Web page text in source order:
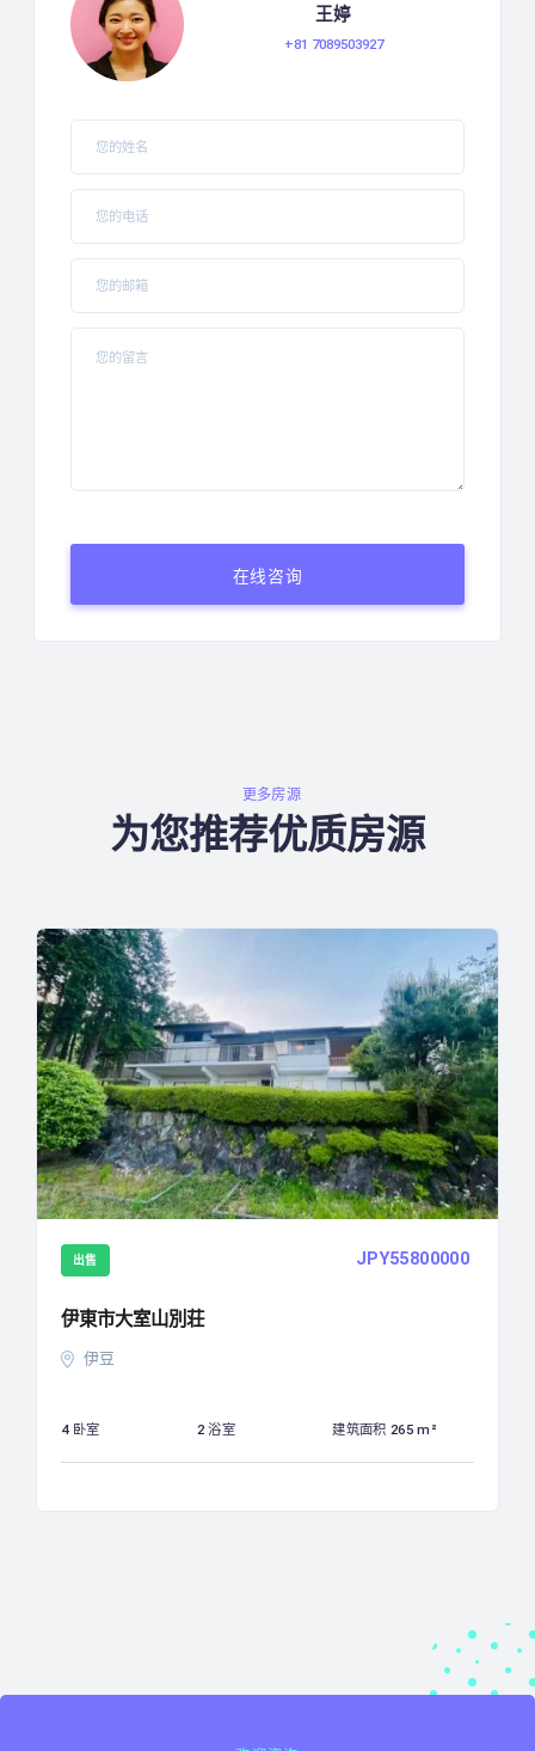
王婷
+81 7089503927
更多房源
为您推荐优质房源
出售 JPY55800000
伊東市大室山別荘
伊豆
4 卧室 2 浴室 建筑面积 265 m²